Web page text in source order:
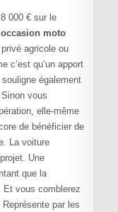
000 € sur le
moto
agricole ou
c’est qu’un apport
également
vous
elle-même
de bénéficier de
La voiture
Une
que la
Et vous comblerez
par les